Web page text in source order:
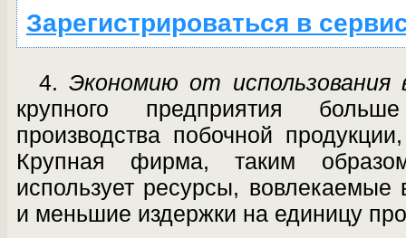
Зарегистрироваться в
4.Экономию от использования
круп­ного предприятия
производства по­бочной
Крупная фирма, та­ким
использует ресурсы, вовлекае­мые
и меньшие издержки на единицу